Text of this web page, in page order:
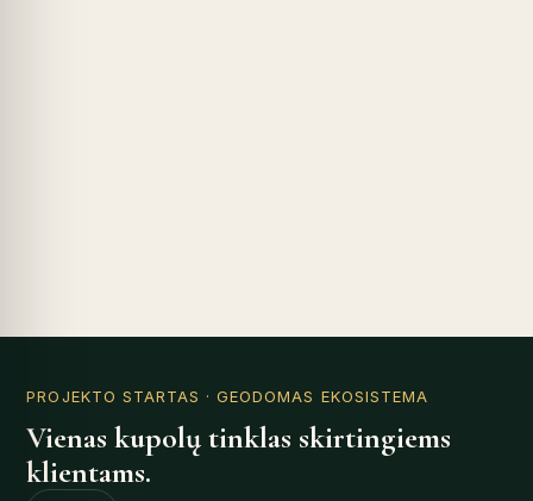
PROJEKTO STARTAS · GEODOMAS EKOSISTEMA
Vienas kupolų tinklas skirtingiems
klientams.